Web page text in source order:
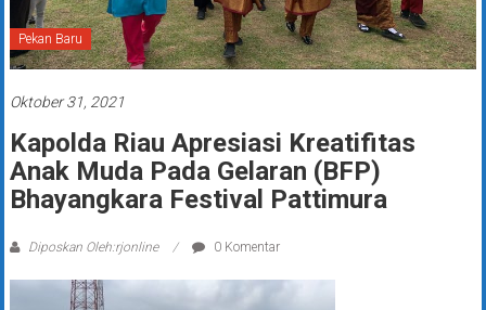
Pekan Baru
Oktober 31, 2021
Kapolda Riau Apresiasi Kreatifitas
Anak Muda Pada Gelaran (BFP)
Bhayangkara Festival Pattimura
Diposkan Oleh:rjonline 0 Komentar